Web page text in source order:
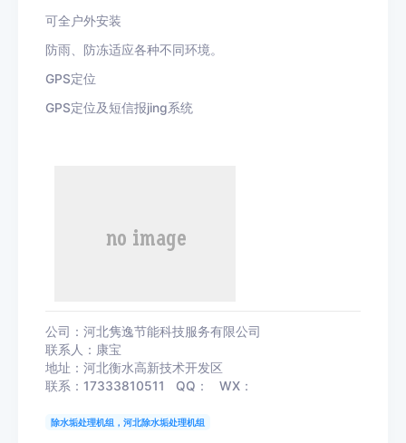
可全户外安装
防雨、防冻适应各种不同环境。
GPS定位
GPS定位及短信报jing系统
公司：河北隽逸节能科技服务有限公司
联系人：康宝
地址：河北衡水高新技术开发区
联系：17333810511 QQ： WX：
除水垢处理机组，河北除水垢处理机组